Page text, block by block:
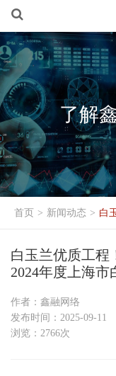
了解
首页 > 新闻动态 >
白玉兰优质工程
2024年度上海
作者：鑫融网络
发布时间：2025-09-11
浏览：2766次